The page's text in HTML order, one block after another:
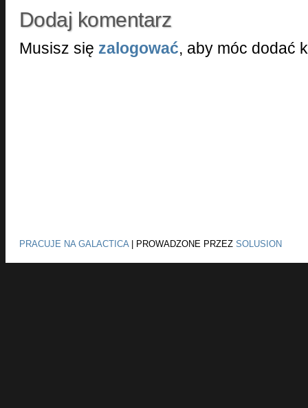
Dodaj komentarz
Musisz się zalogować, aby móc dodać
PRACUJE NA GALACTICA| PROWADZONE PRZEZ SOLUSION